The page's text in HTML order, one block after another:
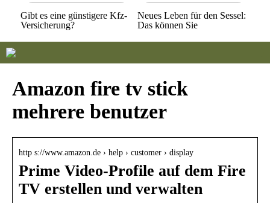
Gibt es eine günstigere Kfz-
Versicherung?
Neues Leben für den Sessel:
Das können Sie
Amazon fire tv stick
mehrere benutzer
http s://www.amazon.de › help › customer › display
Prime Video-Profile auf dem Fire
TV erstellen und verwalten